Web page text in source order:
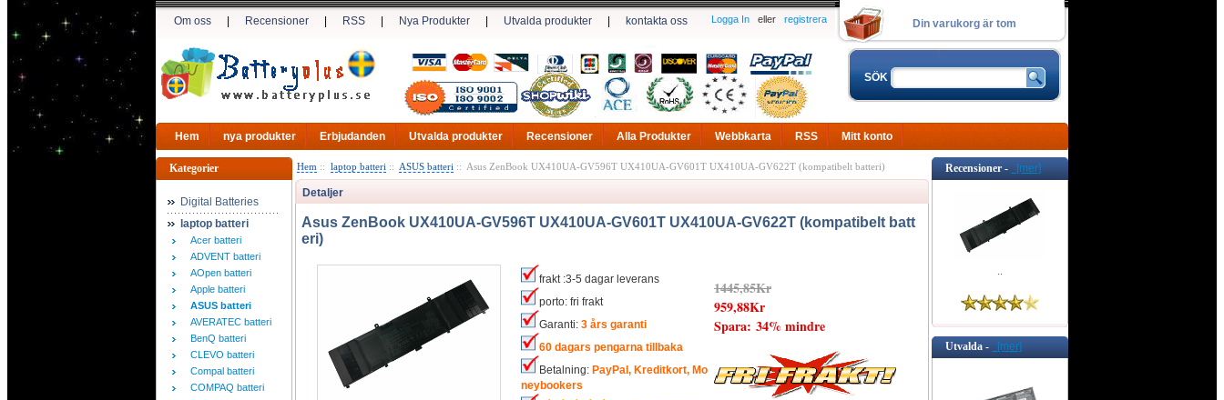
Om oss Recensioner RSS Nya Produkter Utvalda produkter kontakta oss Din varukorg är tom
Logga In eller registrera
SÖK
Hem nya produkter Erbjudanden Utvalda produkter Recensioner Alla Produkter Webbkarta RSS Mitt konto
Kategorier
Digital Batteries
laptop batteri
Acer batteri
ADVENT batteri
AOpen batteri
Apple batteri
ASUS batteri
AVERATEC batteri
BenQ batteri
CLEVO batteri
Compal batteri
COMPAQ batteri
Hem :: laptop batteri :: ASUS batteri :: Asus ZenBook UX410UA-GV596T UX410UA-GV601T UX410UA-GV622T (kompatibelt batteri)
Detaljer
Asus ZenBook UX410UA-GV596T UX410UA-GV601T UX410UA-GV622T (kompatibelt batt
eri)
frakt :3-5 dagar leverans
porto: fri frakt
Garanti: 3 års garanti
60 dagars pengarna tillbaka
Betalning: PayPal, Kreditkort, Mo
neybookers
1445,85Kr
959,88Kr
Spara: 34% mindre
Recensioner - [mer]
Utvalda - [mer]